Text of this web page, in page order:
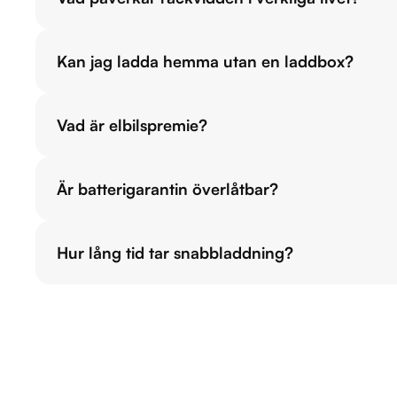
Kan jag ladda hemma utan en laddbox?
Vad är elbilspremie?
Är batterigarantin överlåtbar?
Hur lång tid tar snabbladdning?